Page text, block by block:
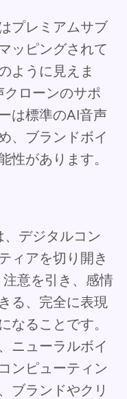
プレミアムサブ
ッピングされて
ように見えま
ローンのサポ
は標準のAI音声
、ブランドボイ
性があります。
デジタルコン
ィアを切り開き
注意を引き、感情
る、完全に表現
なることです。
ニューラルボイ
ンピューティン
ブランドやクリ